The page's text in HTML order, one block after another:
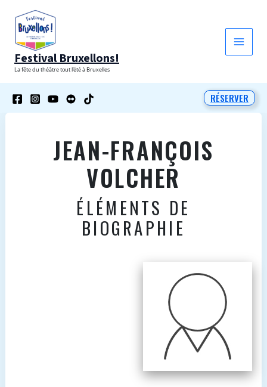
contenu
Festival Bruxellons!
La fête du théâtre tout l'été à Bruxelles
RÉSERVER
JEAN-FRANÇOIS
VOLCHER
ÉLÉMENTS DE
BIOGRAPHIE